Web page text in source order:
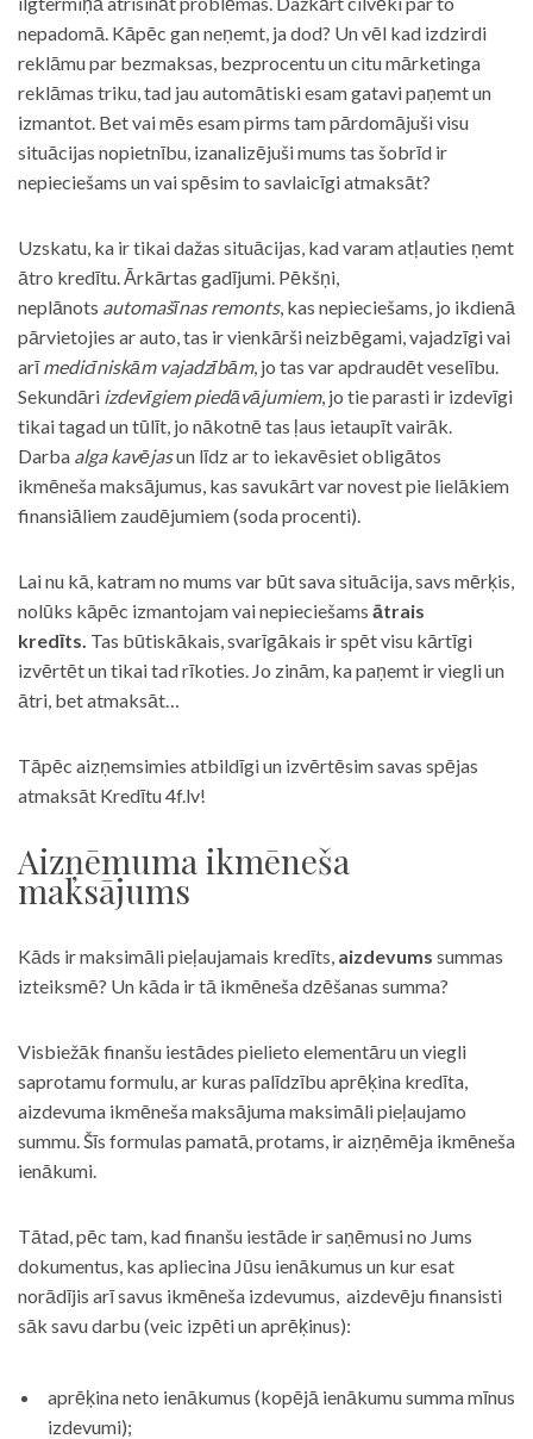
nepadomā. Kāpēc gan neņemt, ja dod? Un vēl kad izdzirdi
reklāmu par bezmaksas, bezprocentu un citu mārketinga
reklāmas triku, tad jau automātiski esam gatavi paņemt un
izmantot. Bet vai mēs esam pirms tam pārdomājuši visu
situācijas nopietnību, izanalizējuši mums tas šobrīd ir
nepieciešams un vai spēsim to savlaicīgi atmaksāt?
Uzskatu, ka ir tikai dažas situācijas, kad varam atļauties ņemt
ātro kredītu. Ārkārtas gadījumi. Pēkšņi,
neplānots automašīnas remonts, kas nepieciešams, jo ikdienā
pārvietojies ar auto, tas ir vienkārši neizbēgami, vajadzīgi vai
arīmedicīniskām vajadzībām, jo tas var apdraudēt veselību.
Sekundāri izdevīgiem piedāvājumiem, jo tie parasti ir izdevīgi
tikai tagad un tūlīt, jo nākotnē tas ļaus ietaupīt vairāk.
Darba alga kavējasun līdz ar to iekavēsiet obligātos
ikmēneša maksājumus, kas savukārt var novest pie lielākiem
finansiāliem zaudējumiem (soda procenti).
Lai nu kā, katram no mums var būt sava situācija, savs mērķis,
nolūks kāpēc izmantojam vai nepieciešams ātrais
kredīts. Tas būtiskākais, svarīgākais ir spēt visu kārtīgi
izvērtēt un tikai tad rīkoties. Jo zinām, ka paņemt ir viegli un
ātri, bet atmaksāt…
Tāpēc aizņemsimies atbildīgi un izvērtēsim savas spējas
atmaksāt Kredītu 4f.lv!
Aizņēmuma ikmēneša
maksājums
Kāds ir maksimāli pieļaujamais kredīts, aizdevums summas
izteiksmē? Un kāda ir tā ikmēneša dzēšanas summa?
Visbiežāk finanšu iestādes pielieto elementāru un viegli
saprotamu formulu, ar kuras palīdzību aprēķina kredīta,
aizdevuma ikmēneša maksājuma maksimāli pieļaujamo
summu. Šīs formulas pamatā, protams, ir aizņēmēja ikmēneša
ienākumi.
Tātad, pēc tam, kad finanšu iestāde ir saņēmusi no Jums
dokumentus, kas apliecina Jūsu ienākumus un kur esat
norādījis arī savus ikmēneša izdevumus, aizdevēju finansisti
sāk savu darbu (veic izpēti un aprēķinus):
aprēķina neto ienākumus (kopējā ienākumu summa mīnus
izdevumi);